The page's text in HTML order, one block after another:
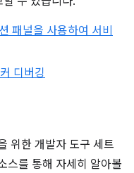
패널을 사용하여 서비
디버깅
위한 개발자 도구 세트
스를 통해 자세히 알아볼